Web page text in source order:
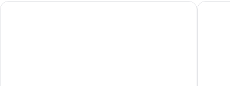
Novotel Suites Paris CDG Airport Villepinte Hyatt